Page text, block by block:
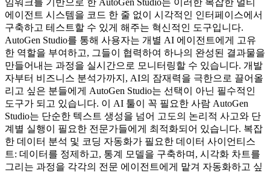
에이전트 시스템을 코드 한 줄 없이 시각적인 인터페이스에서
구축하고 테스트할 수 있게 해주는 혁신적인 도구입니다.
AutoGen Studio를 통해 사용자는 개별 AI 에이전트에게 고유
한 역할을 부여하고, 그들이 협력하여 하나의 완성된 결과물을
만들어내는 과정을 실시간으로 모니터링할 수 있습니다. 개발
자부터 비즈니스 분석가까지, AI의 잠재력을 극한으로 끌어올
리고 싶은 분들에게 AutoGen Studio는 선택이 아닌 필수적인
도구가 되고 있습니다. 이 AI 툴이 꼭 필요한 사람 AutoGen
Studio는 단순한 텍스트 생성을 넘어 고도의 논리적 사고와 단
계별 실행이 필요한 전문가들에게 최적화되어 있습니다. 복잡
한 데이터 분석 및 코딩 자동화가 필요한 데이터 사이언티스
트: 데이터를 정제하고, 통계 모델을 구축하며, 시각화 차트를
그리는 과정을 각각의 전문 에이전트에게 맡겨 자동화하고 싶